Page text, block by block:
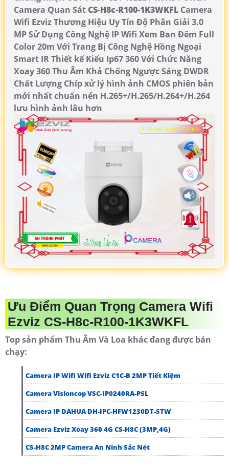
Camera Quan Sát CS-H8c-R100-1K3WKFL Camera
Wifi Ezviz Thương Hiệu Uy Tín Độ Phân Giải 3.0
MP Sử Dụng Công Nghệ IP Wifi Xem Ban Đêm Full
Color 20m Với Trang Bị Công Nghệ Hồng Ngoại
Smart IR Thiết kế Kiểu Ip67 360 Với Chức Năng
Xoay 360 Thu Âm Khả Chống Ngược Sáng DWDR
Chất Lượng Chíp xử lý hình ảnh CMOS phiên bản
mới nhất chuẩn nén H.265+/H.265/H.264+/H.264
lưu hình ảnh lâu hơn
Ưu Điểm Quan Trọng Camera Wifi
Ezviz CS-H8c-R100-1K3WKFL
Top sản phẩm Thu Âm Và Loa khác đang được bán
chạy:
Camera IP Wifi Wifi Ezviz C1C-B 2MP Tiết Kiệm
Camera Visioncop VSC-IP0240RA-PSL
Camera IP DAHUA DH-IPC-HFW1230DT-STW
Camera Ezviz Xoay 360 4G CS-H8C (3MP,4G)
CS-H8C 2MP Camera An Ninh Sắc Nét